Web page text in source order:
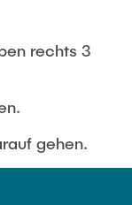
rechts 3
gehen.